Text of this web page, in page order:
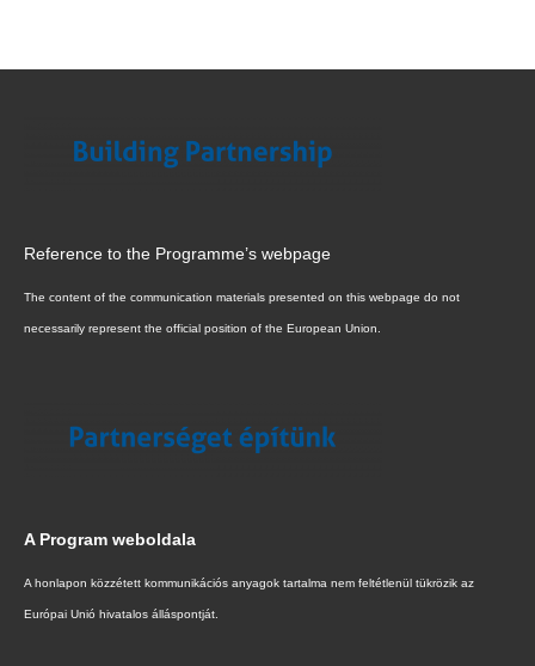
Reference to the Programme’s webpage
The content of the communication materials presented on this webpage do not
necessarily represent the official position of the European Union.
A Program weboldala
A honlapon közzétett kommunikációs anyagok tartalma nem feltétlenül tükrözik az
Európai Unió hivatalos álláspontját.